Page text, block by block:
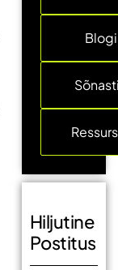
Blogi
Hiljutine
Postitus